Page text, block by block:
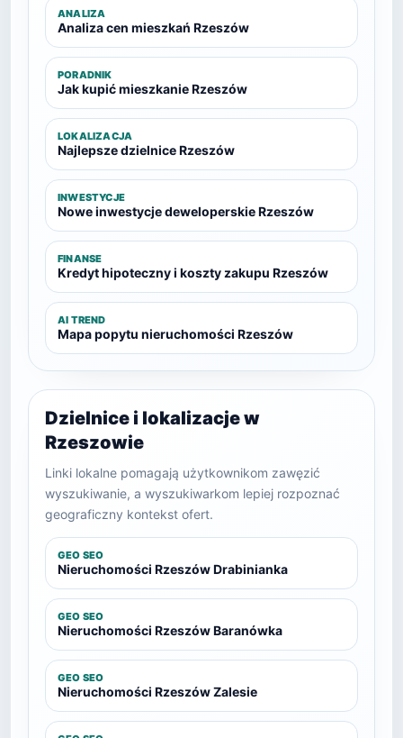
ANALIZA
Analiza cen mieszkań Rzeszów
PORADNIK
Jak kupić mieszkanie Rzeszów
LOKALIZACJA
Najlepsze dzielnice Rzeszów
INWESTYCJE
Nowe inwestycje deweloperskie Rzeszów
FINANSE
Kredyt hipoteczny i koszty zakupu Rzeszów
AI TREND
Mapa popytu nieruchomości Rzeszów
Dzielnice i lokalizacje w
Rzeszowie
Linki lokalne pomagają użytkownikom zawęzić
wyszukiwanie, a wyszukiwarkom lepiej rozpoznać
geograficzny kontekst ofert.
GEO SEO
Nieruchomości Rzeszów Drabinianka
GEO SEO
Nieruchomości Rzeszów Baranówka
GEO SEO
Nieruchomości Rzeszów Zalesie